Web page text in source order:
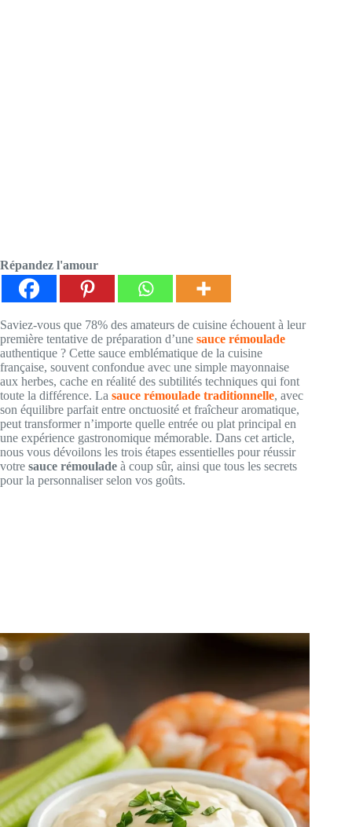
Répandez l'amour
Saviez-vous que 78% des amateurs de cuisine échouent à leur
première tentative de préparation d’une sauce rémoulade
authentique ? Cette sauce emblématique de la cuisine
française, souvent confondue avec une simple mayonnaise
aux herbes, cache en réalité des subtilités techniques qui font
toute la différence. La sauce rémoulade traditionnelle, avec
son équilibre parfait entre onctuosité et fraîcheur aromatique,
peut transformer n’importe quelle entrée ou plat principal en
une expérience gastronomique mémorable. Dans cet article,
nous vous dévoilons les trois étapes essentielles pour réussir
votre sauce rémoulade à coup sûr, ainsi que tous les secrets
pour la personnaliser selon vos goûts.